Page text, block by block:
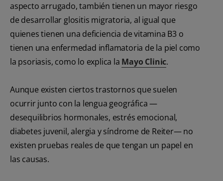
aspecto arrugado, también tienen un mayor riesgo
de desarrollar glositis migratoria, al igual que
quienes tienen una deficiencia de vitamina B3 o
tienen una enfermedad inflamatoria de la piel como
la psoriasis, como lo explica la Mayo Clinic.
Aunque existen ciertos trastornos que suelen
ocurrir junto con la lengua geográfica —
desequilibrios hormonales, estrés emocional,
diabetes juvenil, alergia y síndrome de Reiter— no
existen pruebas reales de que tengan un papel en
las causas.